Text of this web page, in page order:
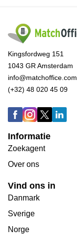
Kingsfordweg 151
1043 GR Amsterdam
info@matchoffice.com
(+32) 48 020 45 09
Informatie
Zoekagent
Over ons
Vind ons in
Danmark
Sverige
Norge